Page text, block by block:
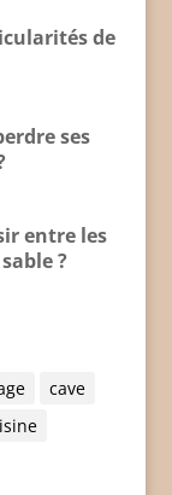
de
ses
entre les
?
cave